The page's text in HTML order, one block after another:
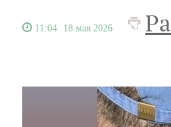
11:04 18 мая 2026